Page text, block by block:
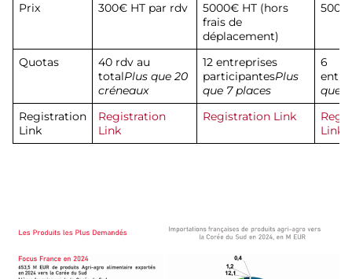
Prix 300€ HT par rdv
5000€ HT (hors
frais de
déplacement)
500€
Quotas
40 rdv au
totalPlus que 20
créneaux
12 entreprises
participantesPlus
que 7 places
6
que
Registration
Link
Registration
Link
Registration Link
Link